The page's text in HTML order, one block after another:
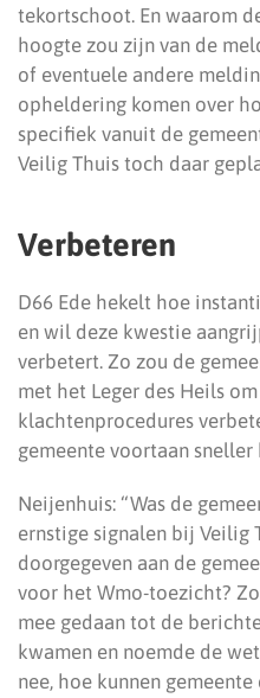
tekortschoot. En waarom
hoogte zou zijn van de
of eventuele andere
opheldering komen over
specifiek vanuit de
Veilig Thuis toch daar
Verbeteren
D66 Ede hekelt hoe
en wil deze kwestie
verbetert. Zo zou de
met het Leger des Heils
klachtenprocedures
gemeente voortaan
Neijenhuis: “Was de
ernstige signalen bij Veilig
doorgegeven aan de
voor het Wmo-toezicht?
mee gedaan tot de
kwamen en noemde de
nee, hoe kunnen